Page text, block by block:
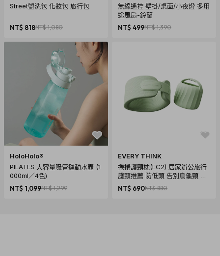
Street盥洗包 化妝包 旅行包
NT$ 818NT$ 1,080
無線遙控 壁掛/桌面/小夜燈 多用
途風扇-鈴蘭
NT$ 499NT$ 1,390
HoloHolo®
PILATES 大容量吸管運動水壺 (1
000ml／4色)
NT$ 1,099NT$ 1,299
EVERY THINK
捲捲護頸枕(EC2) 居家辦公旅行
護頸推薦 防低頭 告別烏龜頸 頸
椎養護 多色可選
NT$ 690NT$ 880